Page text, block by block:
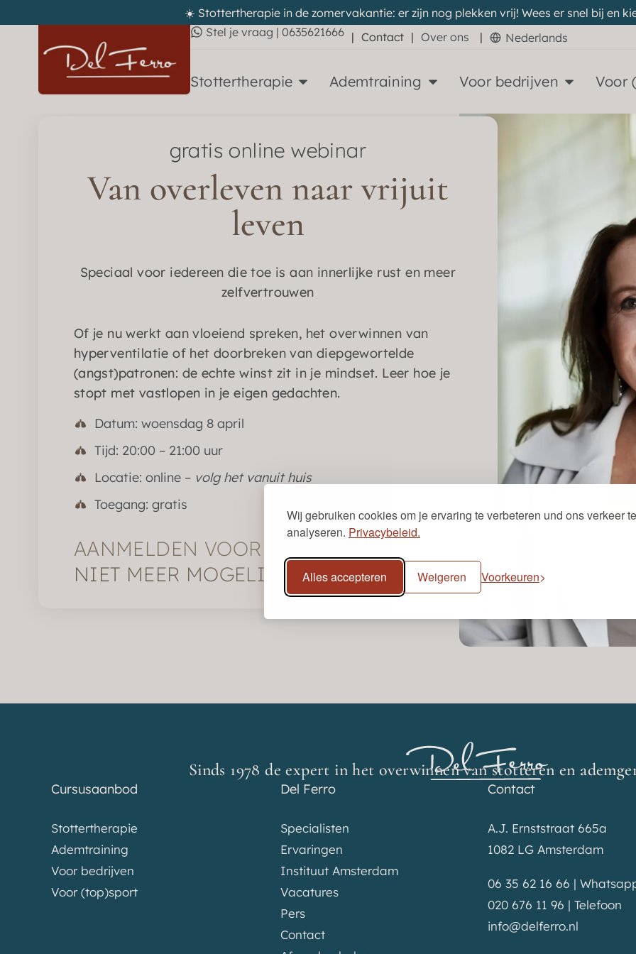
Wij gebruiken cookies om je ervaring te verbeteren und ons verkeer te
analyseren. Privacybeleid.
Alles accepteren Weigeren Voorkeuren
☀️ Stottertherapie in de zomervakantie: er zijn nog plekken vrij! Wees er snel bij en
Stel je vraag | 0635621666 | Contact | Over ons | Nederlands
Stottertherapie Ademtraining Voor bedrijven Voor
gratis online webinar
Van overleven naar vrijuit
leven
Speciaal voor iedereen die toe is aan innerlijke rust en meer
zelfvertrouwen
Of je nu werkt aan vloeiend spreken, het overwinnen van
hyperventilatie of het doorbreken van diepgewortelde
(angst)patronen: de echte winst zit in je mindset. Leer hoe je
stopt met vastlopen in je eigen gedachten.
Datum: woensdag 8 april
Tijd: 20:00 – 21:00 uur
Locatie: online – volg het vanuit huis
Toegang: gratis
AANMELDEN VOOR HET WEBINAR IS
NIET MEER MOGELIJK
Sinds 1978 de expert in het overwinnen van stotteren en
Cursusaanbod
Stottertherapie
Ademtraining
Voor bedrijven
Voor (top)sport
Del Ferro
Specialisten
Ervaringen
Instituut Amsterdam
Vacatures
Pers
Contact
Contact
A.J. Ernststraat 665a
1082 LG Amsterdam
06 35 62 16 66 |
020 676 11 96 | Telefoon
info@delferro.nl